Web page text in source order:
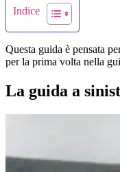
Indice
Questa guida è pensata
per la prima volta nella
La guida a